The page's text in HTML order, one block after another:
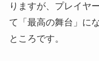
りますが、プレイヤ
て「最高の舞台」に
ところです。